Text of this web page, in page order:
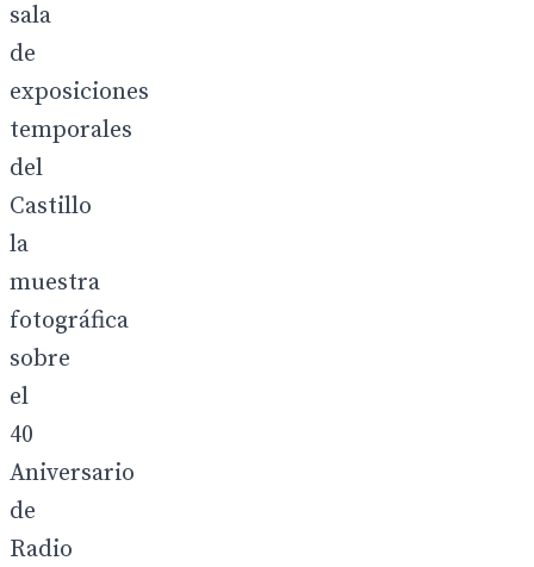
sala
de
exposiciones
temporales
del
Castillo
la
muestra
fotográfica
sobre
el
40
Aniversario
de
Radio